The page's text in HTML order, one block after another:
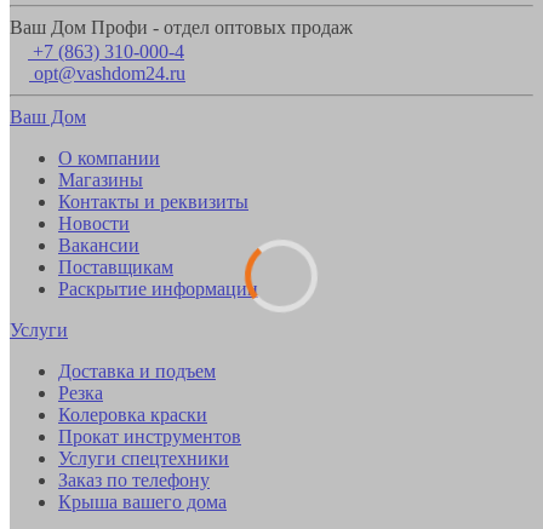
Ваш Дом Профи - отдел оптовых продаж
+7 (863) 310-000-4
opt@vashdom24.ru
Ваш Дом
О компании
Магазины
Контакты и реквизиты
Новости
Вакансии
Поставщикам
Раскрытие информации
Услуги
Доставка и подъем
Резка
Колеровка краски
Прокат инструментов
Услуги спецтехники
Заказ по телефону
Крыша вашего дома